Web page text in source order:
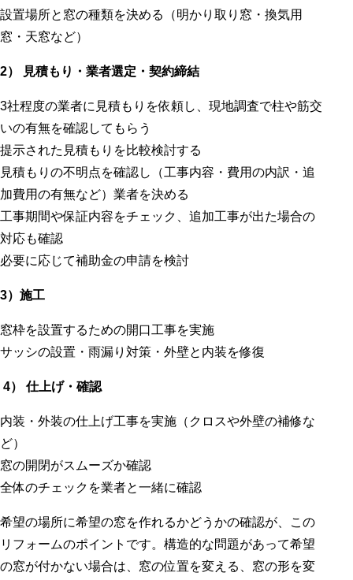
設置場所と窓の種類を決める（明かり取り窓・換気用
窓・天窓など）
2） 見積もり・業者選定・契約締結
3社程度の業者に見積もりを依頼し、現地調査で柱や筋交
いの有無を確認してもらう
提示された見積もりを比較検討する
見積もりの不明点を確認し（工事内容・費用の内訳・追
加費用の有無など）業者を決める
工事期間や保証内容をチェック、追加工事が出た場合の
対応も確認
必要に応じて補助金の申請を検討
3）施工
窓枠を設置するための開口工事を実施
サッシの設置・雨漏り対策・外壁と内装を修復
4） 仕上げ・確認
内装・外装の仕上げ工事を実施（クロスや外壁の補修な
ど）
窓の開閉がスムーズか確認
全体のチェックを業者と一緒に確認
希望の場所に希望の窓を作れるかどうかの確認が、この
リフォームのポイントです。構造的な問題があって希望
の窓が付かない場合は、窓の位置を変える、窓の形を変